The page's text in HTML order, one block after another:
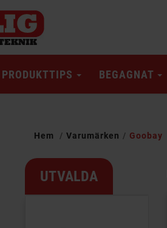
PRODUKTTIPS BEGAGNAT
Hem Varumärken Goobay
UTVALDA